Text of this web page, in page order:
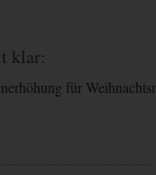
klar:
für